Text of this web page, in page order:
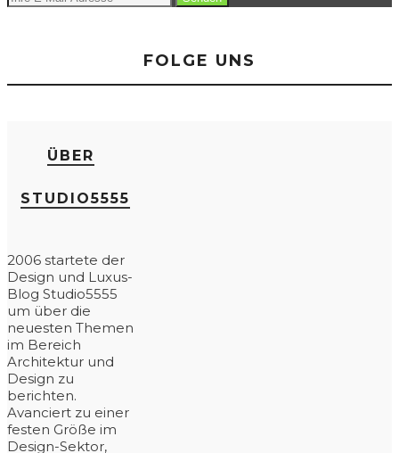
FOLGE UNS
ÜBER
STUDIO5555
2006 startete der
Design und Luxus-
Blog Studio5555
um über die
neuesten Themen
im Bereich
Architektur und
Design zu
berichten.
Avanciert zu einer
festen Größe im
Design-Sektor,